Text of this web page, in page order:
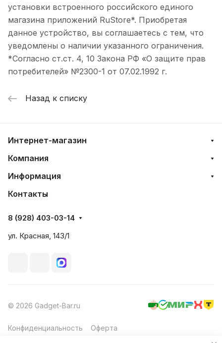
установки встроенного российского единого
магазина приложений RuStore*. Приобретая
данное устройство, вы соглашаетесь с тем, что
уведомлены о наличии указанного ограничения.
*Согласно ст.ст. 4, 10 Закона РФ «О защите прав
потребителей» №2300-1 от 07.02.1992 г.
Назад к списку
Интернет-магазин
Компания
Информация
Контакты
8 (928) 403-03-14
ул. Красная, 143/1
© 2026 Gadget-Bar.ru
Конфиденциальность Оферта